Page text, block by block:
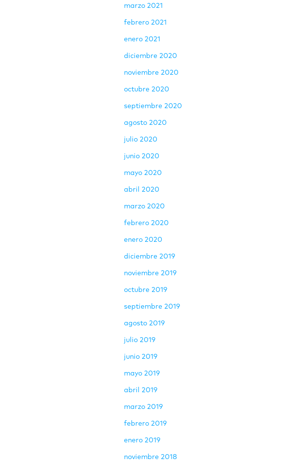
marzo 2021
febrero 2021
enero 2021
diciembre 2020
noviembre 2020
octubre 2020
septiembre 2020
agosto 2020
julio 2020
junio 2020
mayo 2020
abril 2020
marzo 2020
febrero 2020
enero 2020
diciembre 2019
noviembre 2019
octubre 2019
septiembre 2019
agosto 2019
julio 2019
junio 2019
mayo 2019
abril 2019
marzo 2019
febrero 2019
enero 2019
noviembre 2018